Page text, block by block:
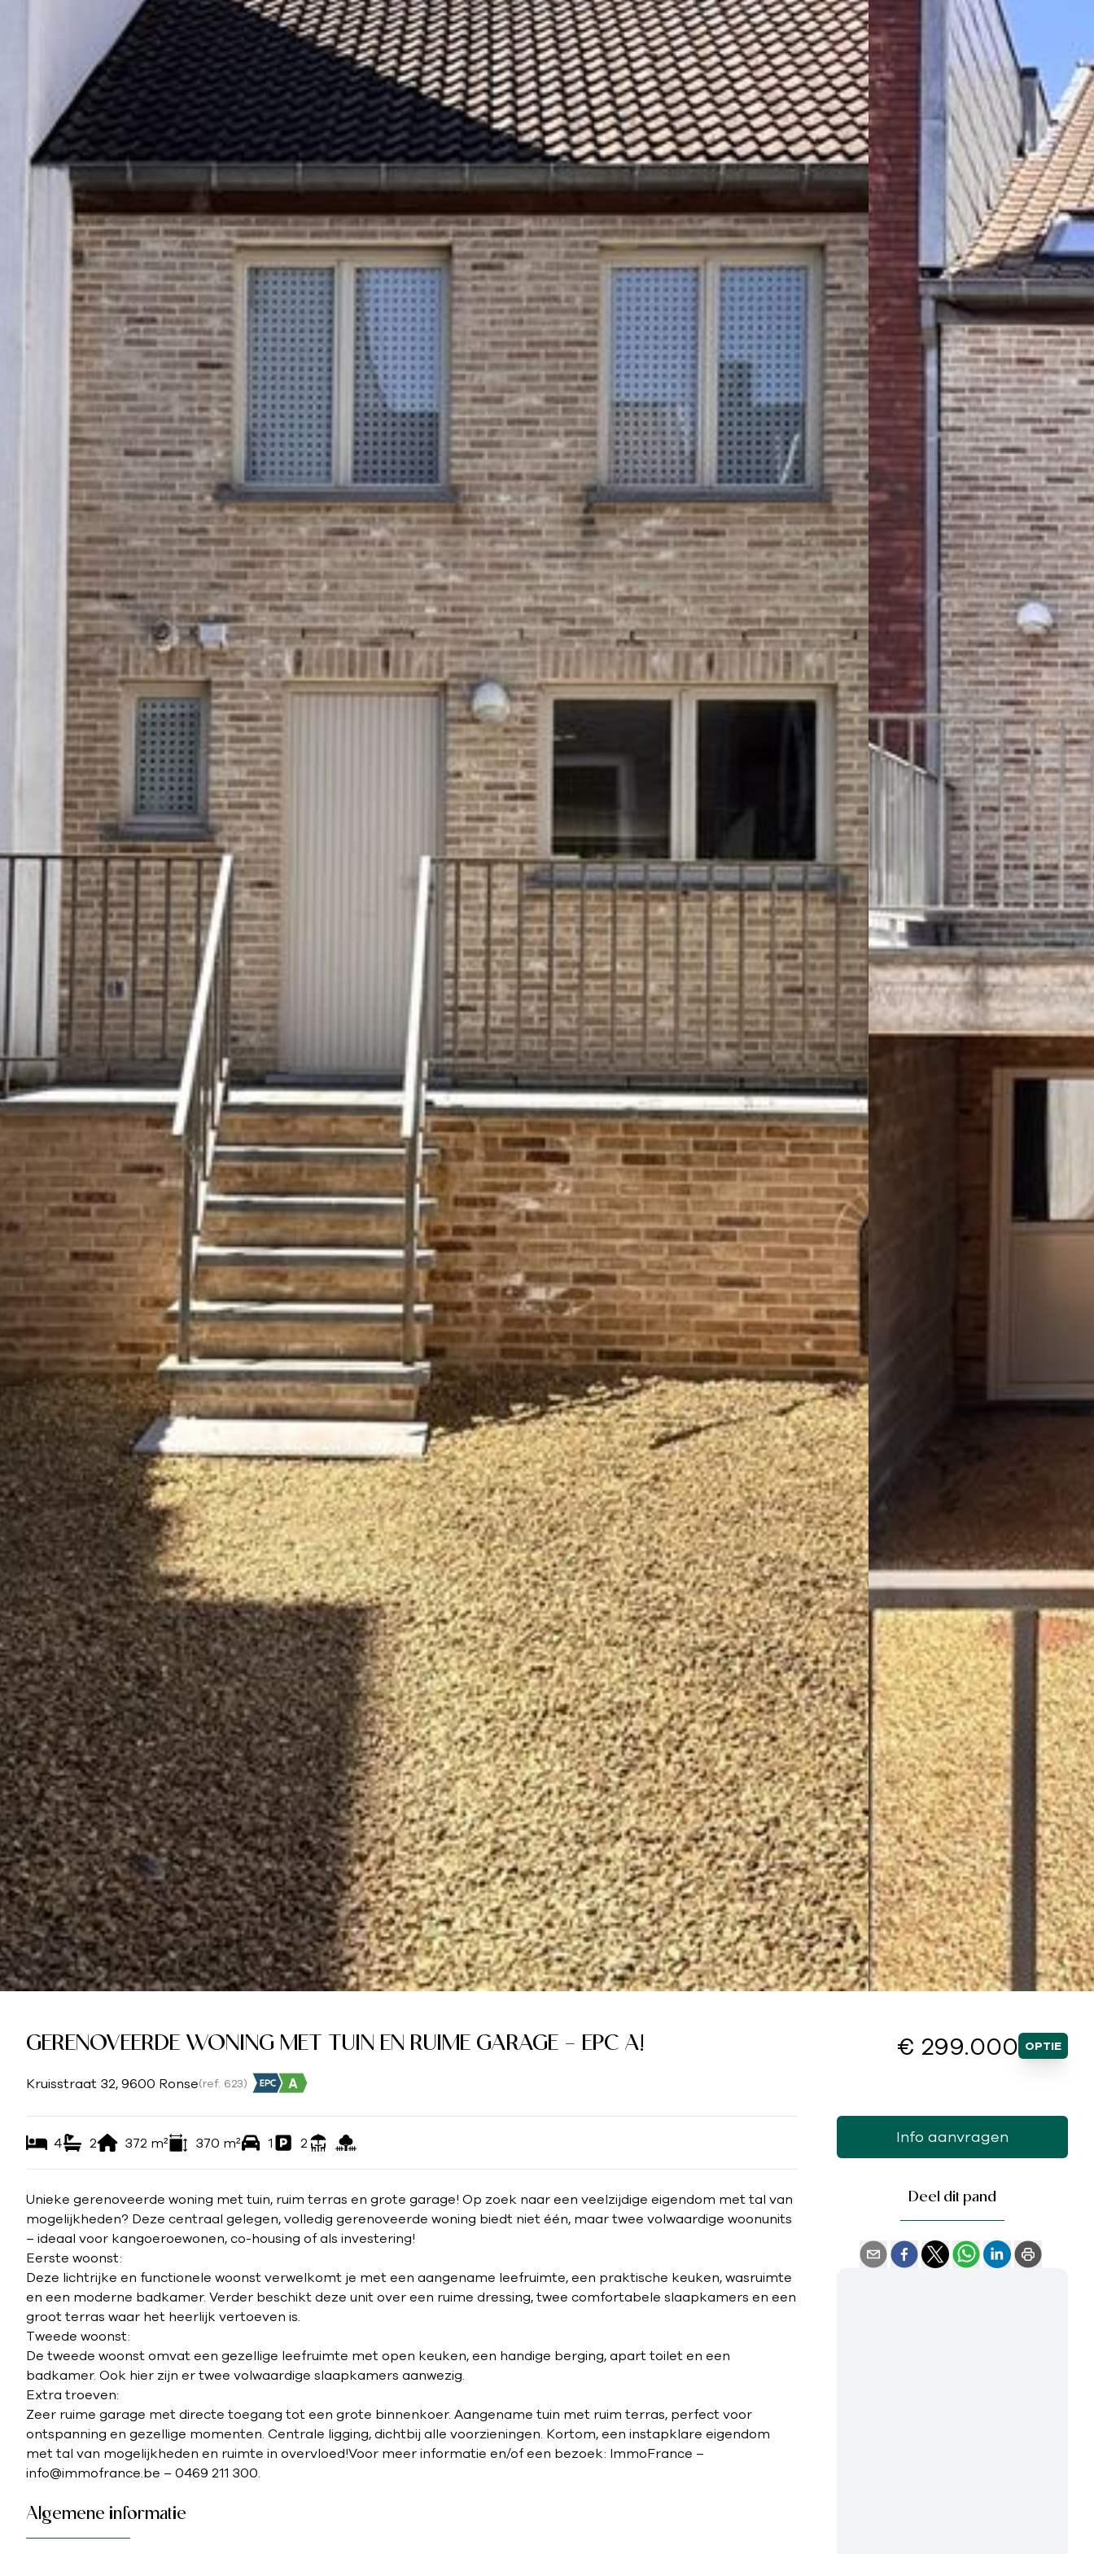
GERENOVEERDE WONING MET TUIN EN RUIME GARAGE - EPC A! € 299.000 OPTIE
Kruisstraat 32, 9600 Ronse(ref. 623)
4 2 372 m² 370 m² 1 2
Unieke gerenoveerde woning met tuin, ruim terras en grote garage! Op zoek naar een veelzijdige eigendom met tal van
mogelijkheden? Deze centraal gelegen, volledig gerenoveerde woning biedt niet één, maar twee volwaardige woonunits
– ideaal voor kangoeroewonen, co-housing of als investering!
Eerste woonst:
Deze lichtrijke en functionele woonst verwelkomt je met een aangename leefruimte, een praktische keuken, wasruimte
en een moderne badkamer. Verder beschikt deze unit over een ruime dressing, twee comfortabele slaapkamers en een
groot terras waar het heerlijk vertoeven is.
Tweede woonst:
De tweede woonst omvat een gezellige leefruimte met open keuken, een handige berging, apart toilet en een
badkamer. Ook hier zijn er twee volwaardige slaapkamers aanwezig.
Extra troeven:
Zeer ruime garage met directe toegang tot een grote binnenkoer. Aangename tuin met ruim terras, perfect voor
ontspanning en gezellige momenten. Centrale ligging, dichtbij alle voorzieningen. Kortom, een instapklare eigendom
met tal van mogelijkheden en ruimte in overvloed!Voor meer informatie en/of een bezoek: ImmoFrance –
info@immofrance.be – 0469 211 300.
Algemene informatie
Info aanvragen
Deel dit pand